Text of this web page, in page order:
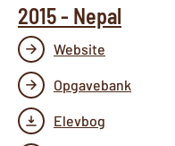
2015 - Nepal
Website
Opgavebank
Elevbog